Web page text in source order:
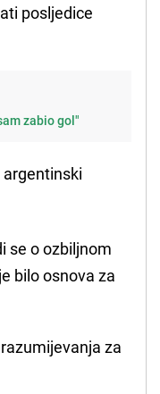
posljedice
zabio gol"
se o ozbiljnom
bilo osnova za
za